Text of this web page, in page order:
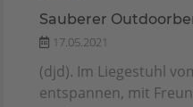
Sauberer
17.05.2021
(djd). Im Liegestuhl
entspannen, mit